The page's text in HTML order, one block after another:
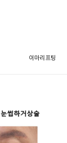
이마리프팅